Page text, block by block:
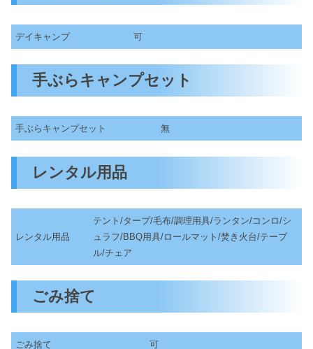
デイキャンプ 可
手ぶらキャンプセット
手ぶらキャンプセット 無
レンタル用品
レンタル用品
テント/タープ/毛布/調理用具/ランタン/コンロ/シ
ュラフ/BBQ用具/ロールマット/焚き火台/テーブ
ル/チェア
ごみ捨て
ごみ捨て 可